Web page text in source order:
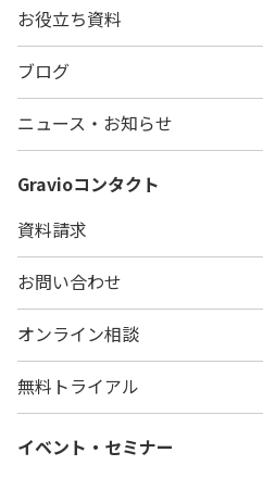
お役立ち資料
ブログ
ニュース・お知らせ
Gravioコンタクト
資料請求
お問い合わせ
オンライン相談
無料トライアル
イベント・セミナー